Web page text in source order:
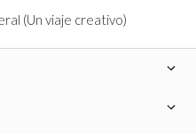
(Un viaje creativo)